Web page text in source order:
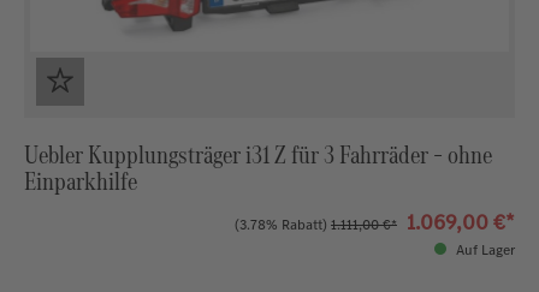
Uebler Kupplungsträger i31 Z für 3 Fahrräder – ohne
Einparkhilfe
(3.78% Rabatt) 1.111,00 €* 1.069,00 €*
Auf Lager